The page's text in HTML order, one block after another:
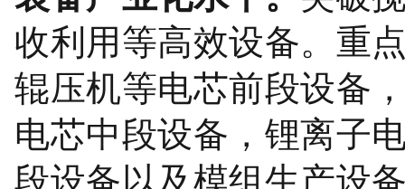
收利用等高效设备。重
辊压机等电芯前段设备
电芯中段设备，锂离子
段设备以及模组生产设